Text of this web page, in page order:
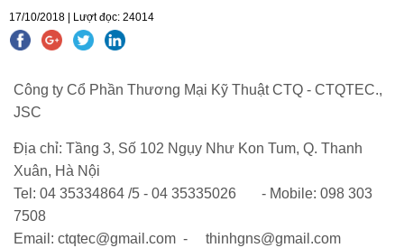
17/10/2018 | Lượt đọc: 24014
Công ty Cổ Phần Thương Mại Kỹ Thuật CTQ - CTQTEC.,
JSC
Địa chỉ: Tầng 3, Số 102 Ngụy Như Kon Tum, Q. Thanh
Xuân, Hà Nội
Tel: 04 35334864 /5 - 04 35335026 - Mobile: 098 303
7508
Email: ctqtec@gmail.com - thinhgns@gmail.com